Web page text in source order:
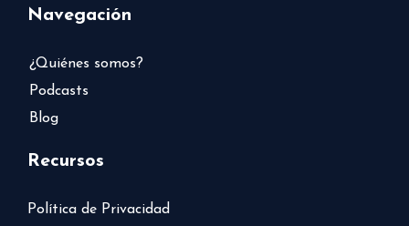
Navegación
¿Quiénes somos?
Podcasts
Blog
Recursos
Política de Privacidad